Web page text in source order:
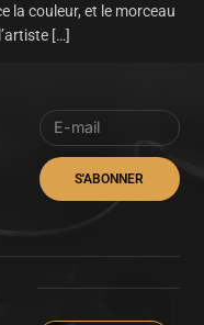
la couleur, et le morceau
[…]
S'ABONNER